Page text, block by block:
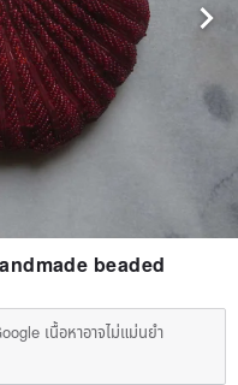
beaded
เนื้อหาอาจไม่แม่นยำ